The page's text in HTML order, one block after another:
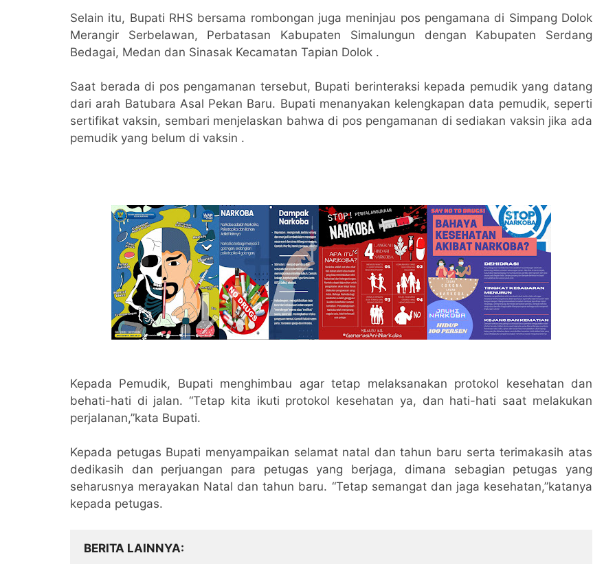
Selain itu, Bupati RHS bersama rombongan juga meninjau pos pengamana di Simpang Dolok
Merangir Serbelawan, Perbatasan Kabupaten Simalungun dengan Kabupaten Serdang
Bedagai, Medan dan Sinasak Kecamatan Tapian Dolok .
Saat berada di pos pengamanan tersebut, Bupati berinteraksi kepada pemudik yang datang
dari arah Batubara Asal Pekan Baru. Bupati menanyakan kelengkapan data pemudik, seperti
sertifikat vaksin, sembari menjelaskan bahwa di pos pengamanan di sediakan vaksin jika ada
pemudik yang belum di vaksin .
Kepada Pemudik, Bupati menghimbau agar tetap melaksanakan protokol kesehatan dan
behati-hati di jalan. “Tetap kita ikuti protokol kesehatan ya, dan hati-hati saat melakukan
perjalanan,”kata Bupati.
Kepada petugas Bupati menyampaikan selamat natal dan tahun baru serta terimakasih atas
dedikasih dan perjuangan para petugas yang berjaga, dimana sebagian petugas yang
seharusnya merayakan Natal dan tahun baru. “Tetap semangat dan jaga kesehatan,”katanya
kepada petugas.
BERITA LAINNYA